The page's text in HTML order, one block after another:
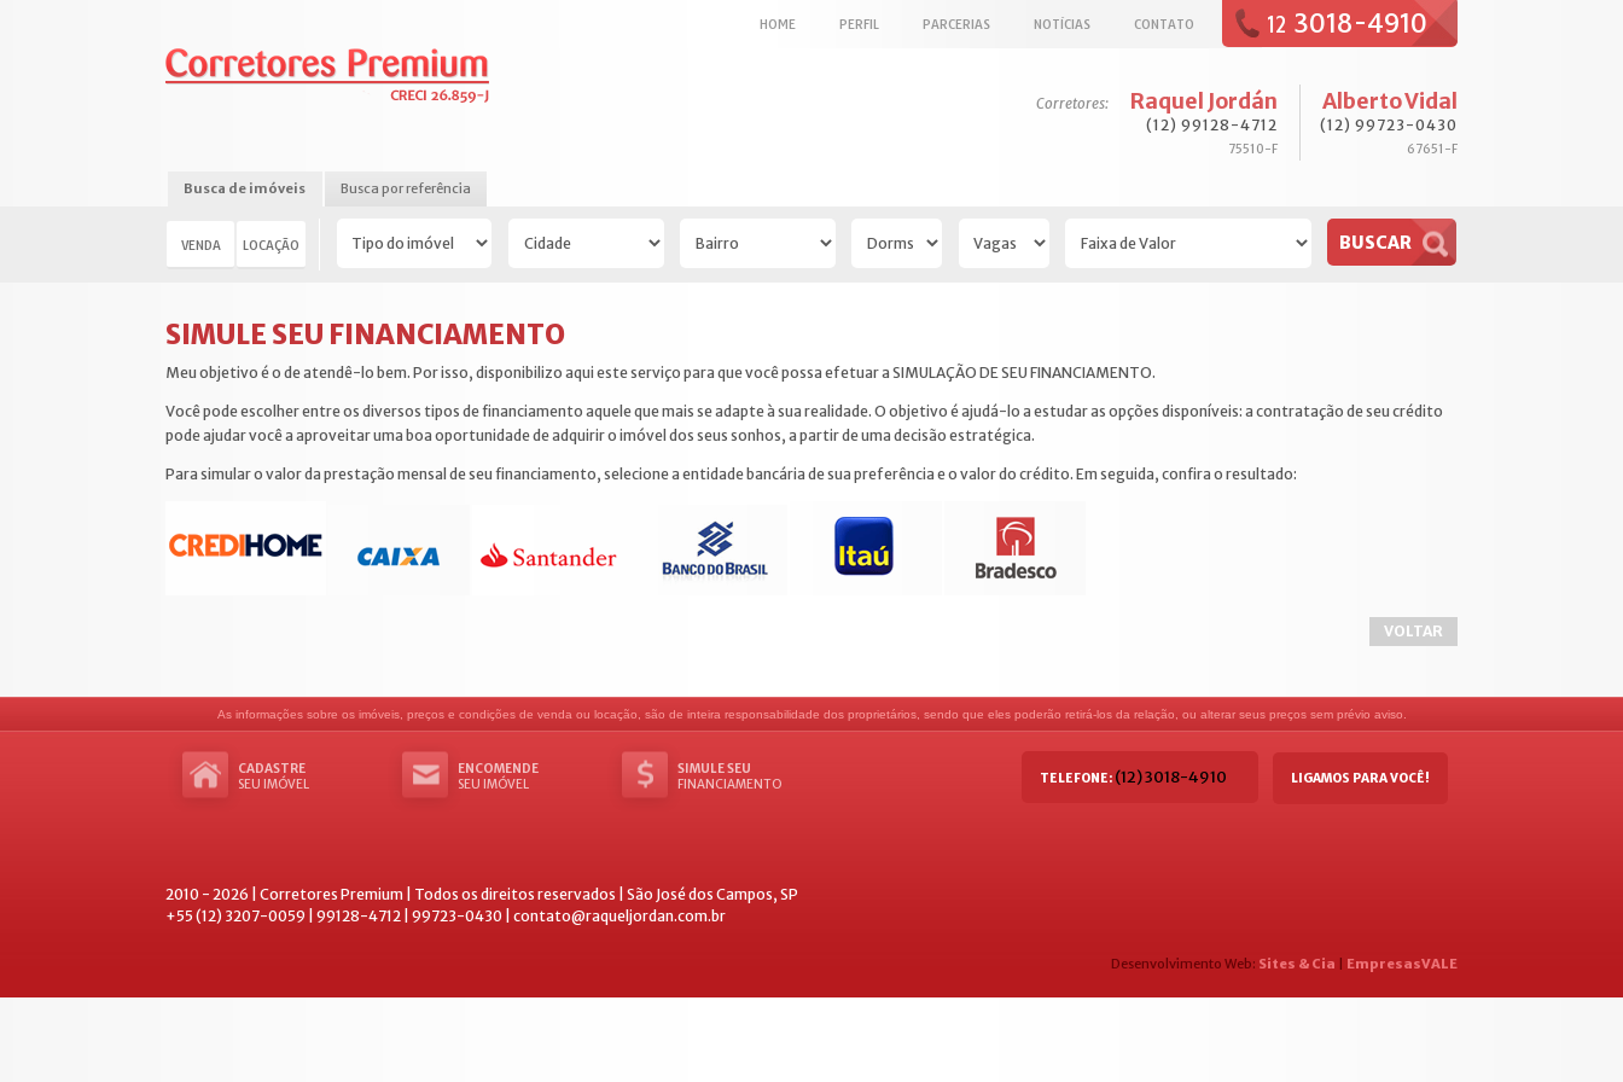
12 3018-4910
HOME PERFIL PARCERIAS NOTÍCIAS CONTATO
Corretores: Raquel Jordán
(12) 99128-4712
75510-F
Alberto Vidal
(12) 99723-0430
67651-F
Busca de imóveis Busca por referência
VENDA LOCAÇÃO
SIMULE SEU FINANCIAMENTO
Meu objetivo é o de atendê-lo bem. Por isso, disponibilizo aqui este serviço para que você possa efetuar a SIMULAÇÃO DE SEU FINANCIAMENTO.
Você pode escolher entre os diversos tipos de financiamento aquele que mais se adapte à sua realidade. O objetivo é ajudá-lo a estudar as opções disponíveis: a contratação de seu crédito
pode ajudar você a aproveitar uma boa oportunidade de adquirir o imóvel dos seus sonhos, a partir de uma decisão estratégica.
Para simular o valor da prestação mensal de seu financiamento, selecione a entidade bancária de sua preferência e o valor do crédito. Em seguida, confira o resultado:
VOLTAR
As informações sobre os imóveis, preços e condições de venda ou locação, são de inteira responsabilidade dos proprietários, sendo que eles poderão retirá-los da relação, ou alterar seus preços sem prévio aviso.
CADASTRE
SEU IMÓVEL
ENCOMENDE
SEU IMÓVEL
SIMULE SEU
FINANCIAMENTO
TELEFONE: (12) 3018-4910 LIGAMOS PARA VOCÊ!
2010 - 2026 | Corretores Premium | Todos os direitos reservados | São José dos Campos, SP
+55 (12) 3207-0059 | 99128-4712 | 99723-0430 | contato@raqueljordan.com.br
Desenvolvimento Web: Sites & Cia EmpresasVALE